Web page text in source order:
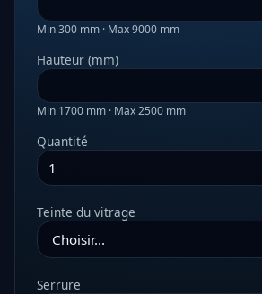
Min300 mm · Max9000 mm
Hauteur (mm)
Min 1700 mm · Max2500 mm
Quantité
Teinte du vitrage
Serrure